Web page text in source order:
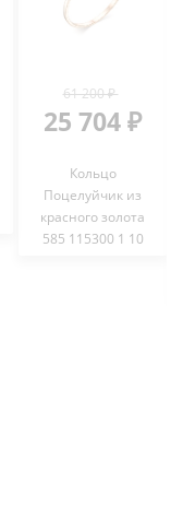
61 200 ₽
25 704 ₽
Кольцо
Поцелуйчик из
красного золота
585 115300 1 10